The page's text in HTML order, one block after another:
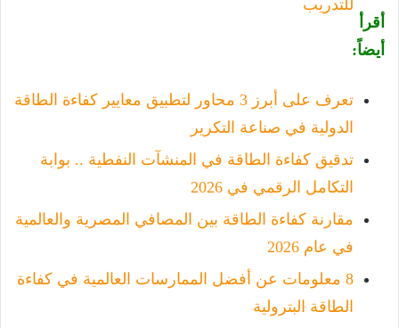
للتدريب
أقرأ
أيضاً:
تعرف على أبرز 3 محاور لتطبيق معايير كفاءة الطاقة
الدولية في صناعة التكرير
تدقيق كفاءة الطاقة في المنشآت النفطية .. بوابة
التكامل الرقمي في 2026
مقارنة كفاءة الطاقة بين المصافي المصرية والعالمية
في عام 2026
8 معلومات عن أفضل الممارسات العالمية في كفاءة
الطاقة البترولية